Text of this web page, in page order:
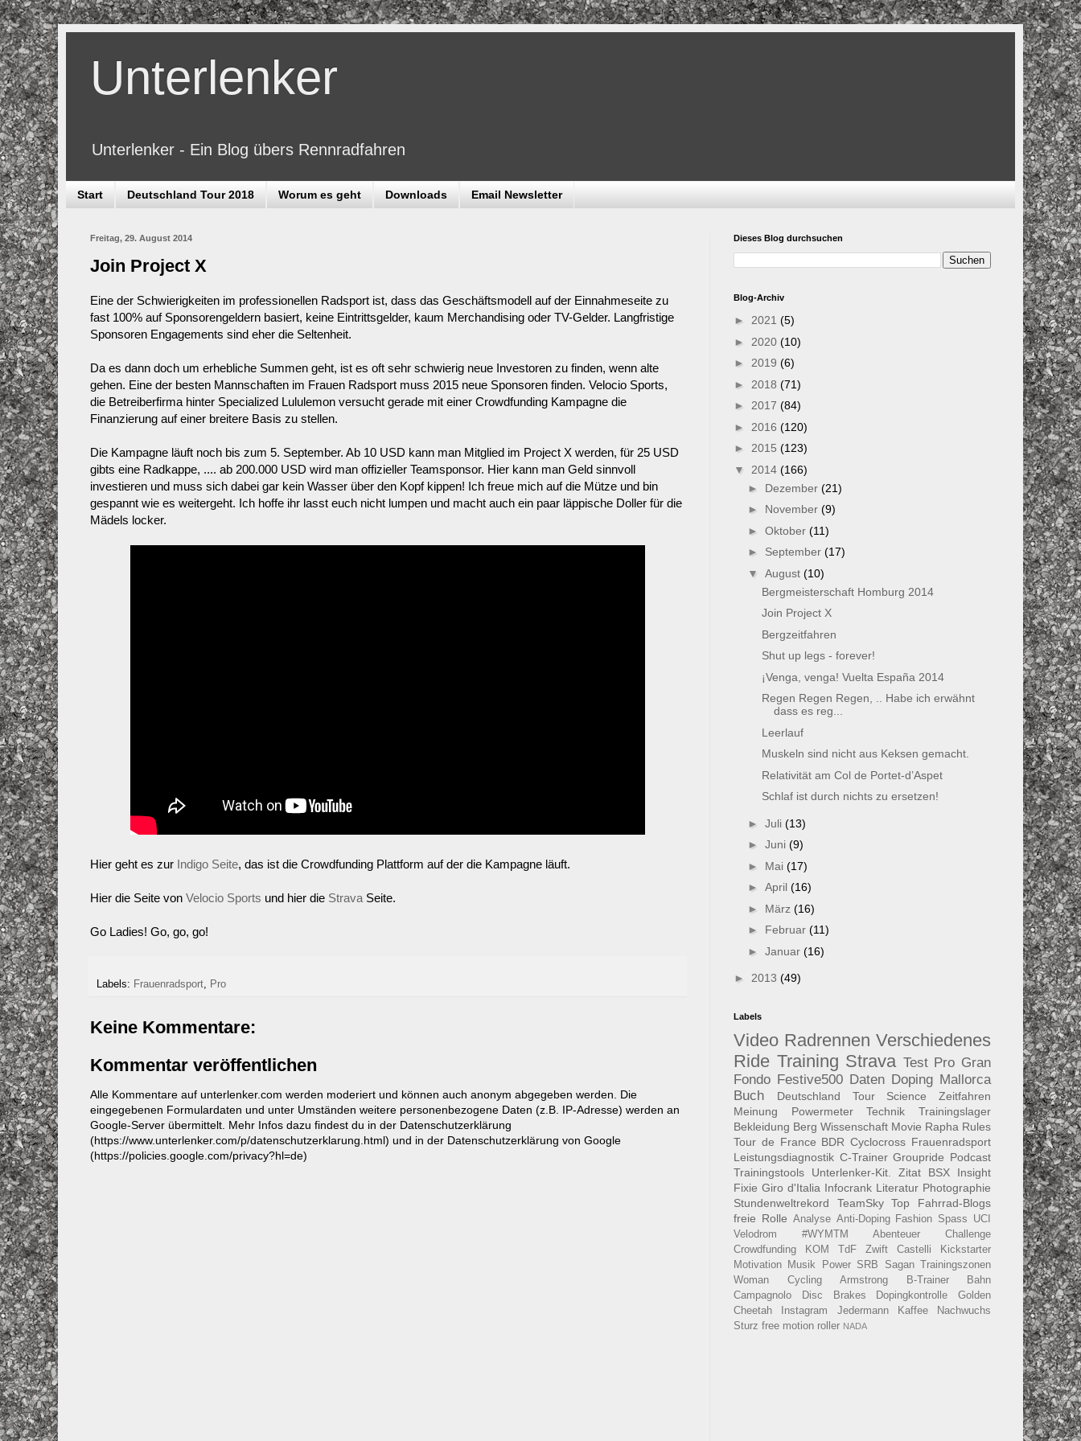
Unterlenker
Unterlenker - Ein Blog übers Rennradfahren
Start Deutschland Tour 2018 Worum es geht Downloads Email Newsletter
Freitag, 29. August 2014
Join Project X
Eine der Schwierigkeiten im professionellen Radsport ist, dass das Geschäftsmodell auf der Einnahmeseite zu
fast 100% auf Sponsorengeldern basiert, keine Eintrittsgelder, kaum Merchandising oder TV-Gelder. Langfristige
Sponsoren Engagements sind eher die Seltenheit.
Da es dann doch um erhebliche Summen geht, ist es oft sehr schwierig neue Investoren zu finden, wenn alte
gehen. Eine der besten Mannschaften im Frauen Radsport muss 2015 neue Sponsoren finden. Velocio Sports,
die Betreiberfirma hinter Specialized Lululemon versucht gerade mit einer Crowdfunding Kampagne die
Finanzierung auf einer breitere Basis zu stellen.
Die Kampagne läuft noch bis zum 5. September. Ab 10 USD kann man Mitglied im Project X werden, für 25 USD
gibts eine Radkappe, .... ab 200.000 USD wird man offizieller Teamsponsor. Hier kann man Geld sinnvoll
investieren und muss sich dabei gar kein Wasser über den Kopf kippen! Ich freue mich auf die Mütze und bin
gespannt wie es weitergeht. Ich hoffe ihr lasst euch nicht lumpen und macht auch ein paar läppische Doller für die
Mädels locker.
Hier geht es zur Indigo Seite, das ist die Crowdfunding Plattform auf der die Kampagne läuft.
Hier die Seite von Velocio Sports und hier die Strava Seite.
Go Ladies! Go, go, go!
Labels: Frauenradsport, Pro
Keine Kommentare:
Kommentar veröffentlichen
Alle Kommentare auf unterlenker.com werden moderiert und können auch anonym abgegeben werden. Die
eingegebenen Formulardaten und unter Umständen weitere personenbezogene Daten (z.B. IP-Adresse) werden an
Google-Server übermittelt. Mehr Infos dazu findest du in der Datenschutzerklärung
(https://www.unterlenker.com/p/datenschutzerklarung.html) und in der Datenschutzerklärung von Google
(https://policies.google.com/privacy?hl=de)
Dieses Blog durchsuchen
Blog-Archiv
► 2021 (5)
► 2020 (10)
► 2019 (6)
► 2018 (71)
► 2017 (84)
► 2016 (120)
► 2015 (123)
▼ 2014 (166)
► Dezember (21)
► November (9)
► Oktober (11)
► September (17)
▼ August (10)
Bergmeisterschaft Homburg 2014
Join Project X
Bergzeitfahren
Shut up legs - forever!
¡Venga, venga! Vuelta España 2014
Regen Regen Regen, .. Habe ich erwähnt
dass es reg...
Leerlauf
Muskeln sind nicht aus Keksen gemacht.
Relativität am Col de Portet-d’Aspet
Schlaf ist durch nichts zu ersetzen!
► Juli (13)
► Juni (9)
► Mai (17)
► April (16)
► März (16)
► Februar (11)
► Januar (16)
► 2013 (49)
Labels
Video Radrennen Verschiedenes
Ride Training Strava Test Pro Gran
Fondo Festive500 Daten Doping Mallorca
Buch
Deutschland Tour Science
Zeitfahren
Meinung
Powermeter Technik
Trainingslager
Bekleidung Berg Wissenschaft Movie Rapha Rules
Tour de France BDR Cyclocross Frauenradsport
Leistungsdiagnostik C-Trainer Groupride Podcast
Trainingstools
Unterlenker-Kit. Zitat
BSX Insight
Fixie Giro d'Italia Infocrank Literatur Photographie
Stundenweltrekord
TeamSky
Top Fahrrad-Blogs
freie Rolle Analyse Anti-Doping Fashion Spass
UCI
Velodrom
#WYMTM Abenteuer
Challenge
Crowdfunding
KOM TdF Zwift Castelli
Kickstarter
Motivation
Musik Power SRB Sagan Trainingszonen
Woman Cycling
Armstrong B-Trainer
Bahn
Campagnolo
Disc Brakes Dopingkontrolle
Golden
Cheetah
Instagram Jedermann Kaffee
Nachwuchs
Sturz free motion roller NADA